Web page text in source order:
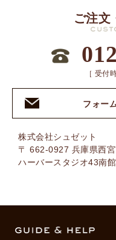
ご注文
［ 受付
フォー
株式会社シュゼット
〒 662-0927 兵庫県西
ハーバースタジオ43南館